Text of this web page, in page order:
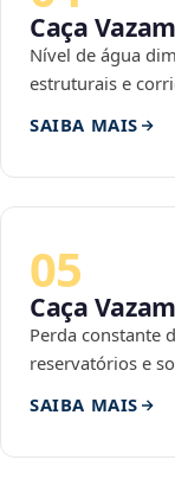
Caça
Nível de água
estruturais e
SAIBA MAIS
05
Caça
Perda constante
reservatórios e
SAIBA MAIS